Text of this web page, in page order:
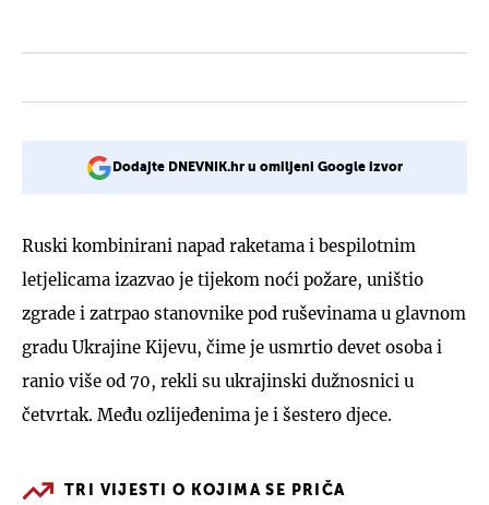
Dodajte DNEVNIK.hr u omiljeni Google izvor
Ruski kombinirani napad raketama i bespilotnim
letjelicama izazvao je tijekom noći požare, uništio
zgrade i zatrpao stanovnike pod ruševinama u glavnom
gradu Ukrajine Kijevu, čime je usmrtio devet osoba i
ranio više od 70, rekli su ukrajinski dužnosnici u
četvrtak. Među ozlijeđenima je i šestero djece.
TRI VIJESTI O KOJIMA SE PRIČA